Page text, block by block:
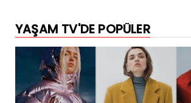
YAŞAM TV'DE POPÜLER